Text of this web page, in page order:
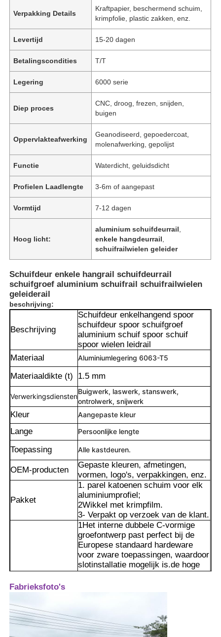
Thuis
Verpakking Details
Kraftpapier, beschermend schuim,
krimpfolie, plastic zakken, enz.
Levertijd 15-20 dagen
Betalingscondities T/T
Legering 6000 serie
Diep proces
CNC, droog, frezen, snijden,
buigen
Oppervlakteafwerking
Geanodiseerd, gepoedercoat,
molenafwerking, gepolijst
Functie Waterdicht, geluidsdicht
Profielen Laadlengte 3-6m of aangepast
Vormtijd 7-12 dagen
Hoog licht:
aluminium schuifdeurrail
enkele hangdeurrail
schuifrailwielen geleider
Schuifdeur enkele hangrail schuifdeurrail
schuifgroef aluminium schuifrail schuifrailwielen
geleiderail
beschrijving:
Beschrijving
Schuifdeur enkelhangend spoor
schuifdeur spoor schuifgroef
aluminium schuif spoor schuif
spoor wielen leidrail
Materiaal
Aluminiumlegering 6063-T5
Materiaaldikte (t) 1.5 mm
Verwerkingsdiensten
Buigwerk, laswerk, stanswerk,
ontrolwerk, snijwerk
Kleur Aangepaste kleur
Lange Persoonlijke lengte
Toepassing Alle kastdeuren.
OEM-producten
Gepaste kleuren, afmetingen,
vormen, logo's, verpakkingen, enz.
Pakket
1. parel katoenen schuim voor elk
aluminiumprofiel;
2Wikkel met krimpfilm.
3- Verpakt op verzoek van de klant.
1Het interne dubbele C-vormige
groefontwerp past perfect bij de
Europese standaard hardeware
voor zware toepassingen, waardoor
slotinstallatie mogelijk is.de hoge
draagkrachtvereisten van grote
combinatie met de zijdelingse
spoorstructuur zorgt niet alleen
voor de buig- en
Fabrieksfoto's